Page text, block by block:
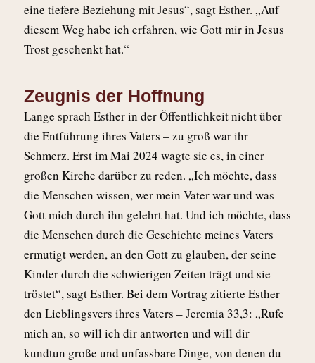
eine tiefere Beziehung mit Jesus“, sagt Esther. „Auf
diesem Weg habe ich erfahren, wie Gott mir in Jesus
Trost geschenkt hat.“
Zeugnis der Hoffnung
Lange sprach Esther in der Öffentlichkeit nicht über
die Entführung ihres Vaters – zu groß war ihr
Schmerz. Erst im Mai 2024 wagte sie es, in einer
großen Kirche darüber zu reden. „Ich möchte, dass
die Menschen wissen, wer mein Vater war und was
Gott mich durch ihn gelehrt hat. Und ich möchte, dass
die Menschen durch die Geschichte meines Vaters
ermutigt werden, an den Gott zu glauben, der seine
Kinder durch die schwierigen Zeiten trägt und sie
tröstet“, sagt Esther. Bei dem Vortrag zitierte Esther
den Lieblingsvers ihres Vaters – Jeremia 33,3: „Rufe
mich an, so will ich dir antworten und will dir
kundtun große und unfassbare Dinge, von denen du